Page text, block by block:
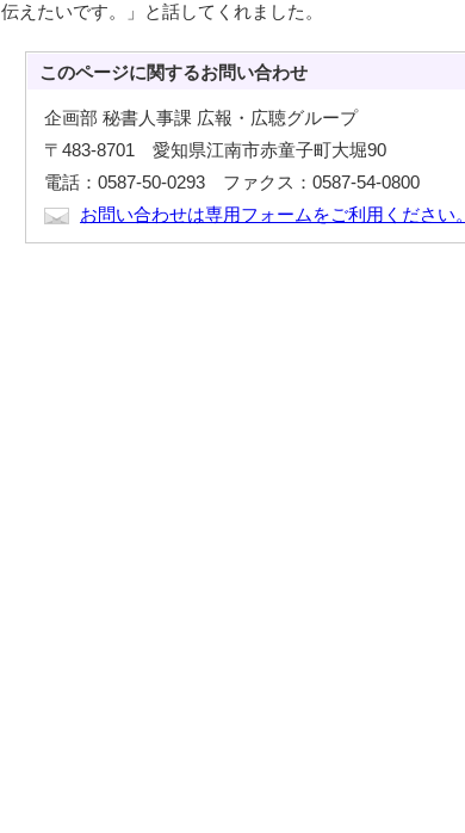
伝えたいです。」と話してくれました。
このページに関するお問い合わせ
企画部 秘書人事課 広報・広聴グループ
〒483-8701 愛知県江南市赤童子町大堀90
電話：0587-50-0293 ファクス：0587-54-0800
お問い合わせは専用フォームをご利用ください。